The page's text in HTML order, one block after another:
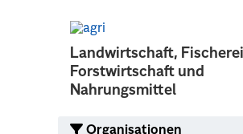
Landwirtschaft,
Forstwirtschaft und
Nahrungsmittel
Organisationen